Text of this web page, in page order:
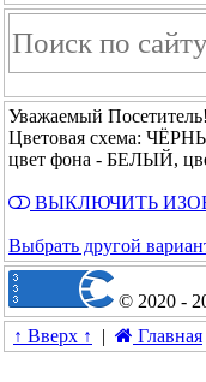
Уважаемый
Цветовая схема:
цвет фона - БЕЛЫЙ,
ВЫКЛЮЧИТЬ
Выбрать другой
© 2020 -
↑ Вверх ↑
| Главная